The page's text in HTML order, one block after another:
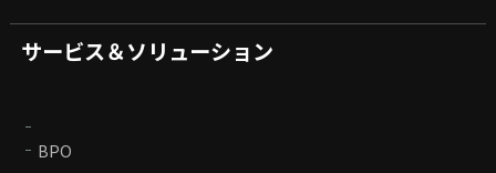
サービス＆ソリューション
BPO